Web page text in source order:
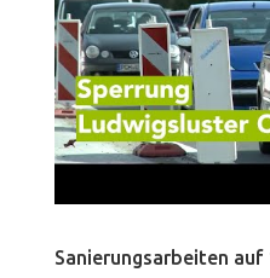
Sanierungsarbeiten auf